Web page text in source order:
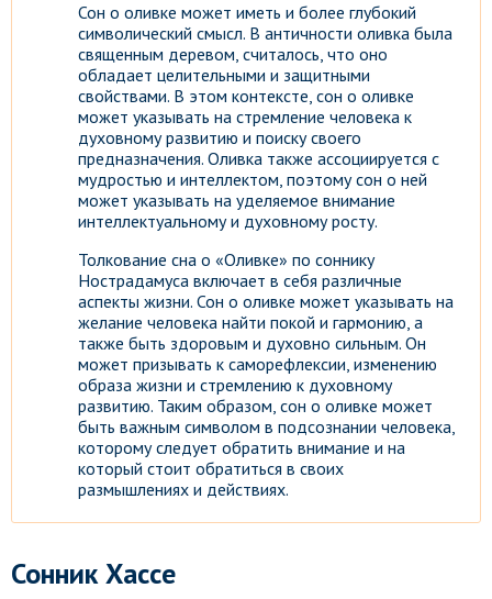
Сон о оливке может иметь и более глубокий
символический смысл. В античности оливка была
священным деревом, считалось, что оно
обладает целительными и защитными
свойствами. В этом контексте, сон о оливке
может указывать на стремление человека к
духовному развитию и поиску своего
предназначения. Оливка также ассоциируется с
мудростью и интеллектом, поэтому сон о ней
может указывать на уделяемое внимание
интеллектуальному и духовному росту.
Толкование сна о «Оливке» по соннику
Нострадамуса включает в себя различные
аспекты жизни. Сон о оливке может указывать на
желание человека найти покой и гармонию, а
также быть здоровым и духовно сильным. Он
может призывать к саморефлексии, изменению
образа жизни и стремлению к духовному
развитию. Таким образом, сон о оливке может
быть важным символом в подсознании человека,
которому следует обратить внимание и на
который стоит обратиться в своих
размышлениях и действиях.
Сонник Хассе